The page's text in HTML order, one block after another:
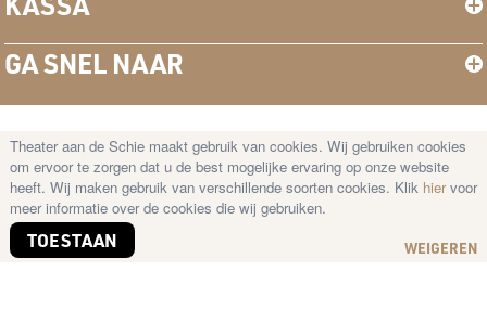
GA SNEL NAAR
© Copyright 2026 Theater aan de Schie —
Disclaimer–Cookies– Privacy Statement
Theater aan de Schie maakt gebruik van cookies. Wij gebruiken cookies
om ervoor te zorgen dat u de best mogelijke ervaring op onze website
heeft. Wij maken gebruik van verschillende soorten cookies. Klik hiervoor
meer informatie over de cookies die wij gebruiken.
TOESTAAN WEIGEREN